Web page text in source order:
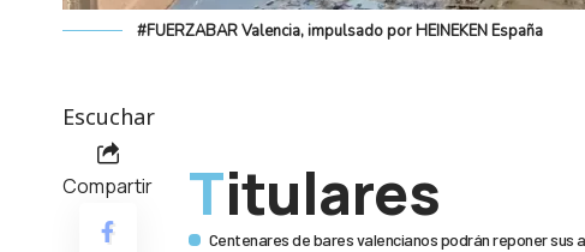
#FUERZABAR Valencia, impulsado por HEINEKEN España
Escuchar
Compartir Titulares
Centenares de bares valencianos podrán reponer